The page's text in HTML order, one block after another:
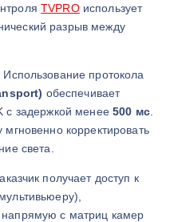
TVPROиспользует
разрыв между
Использование протокола
обеспечивает
с задержкой менее500 мс.
корректировать
света.
получает доступ к
с матриц камер